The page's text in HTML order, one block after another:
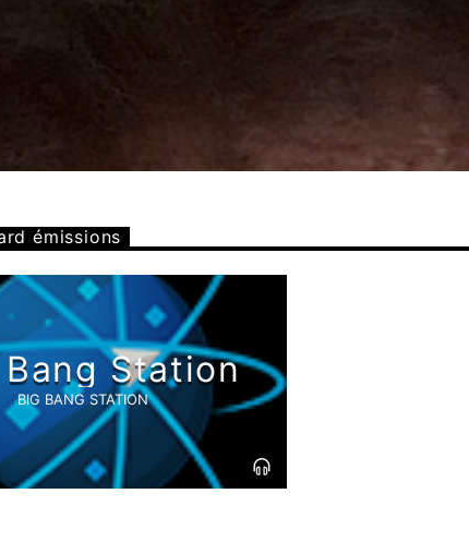
émissions
Station
BIG BANG STATION